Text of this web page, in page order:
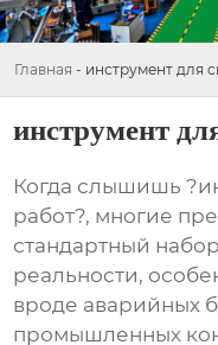
Главная - инструмент для
инструмент
Когда слышишь
работ?, многие
стандартный
реальности,
вроде аварийных
промышленных